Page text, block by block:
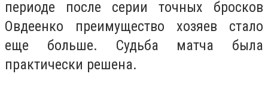
периоде после серии точных бросков
Овдеенко преимущество хозяев стало
еще больше. Судьба матча была
практически решена.